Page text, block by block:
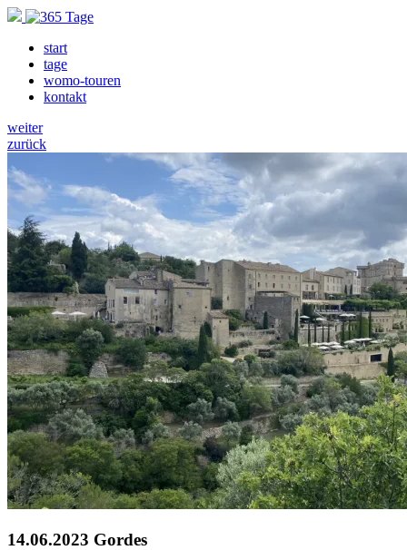
start
tage
womo-touren
kontakt
weiter
zurück
14.06.2023 Gordes